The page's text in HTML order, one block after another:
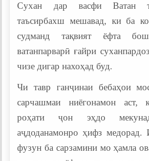
Сухан дар васфи Ватан
таъсирбахш мешавад, ки ба
судманд тақвият ёфта
ватанпарварӣ ғайри
чизе дигар нахоҳад буд.
Чи тавр ганҷинаи бебаҳои
сарчашмаи ниёгонамон аст,
роҳати ҷон эҳдо
аҷдоданамонро ҳифз медорад.
фузун ба сарзамини мо ҳамла